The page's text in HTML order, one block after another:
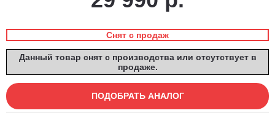
Снят с продаж
Данный товар снят с производства или отсутствует в
продаже.
ПОДОБРАТЬ АНАЛОГ